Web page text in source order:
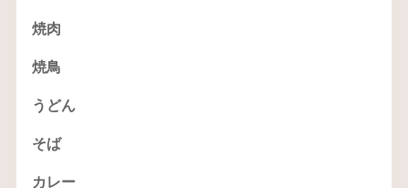
焼肉
焼鳥
うどん
そば
カレー